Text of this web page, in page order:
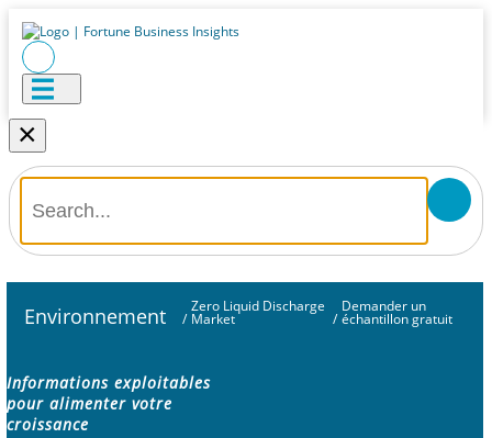
×
Environnement /
Zero Liquid Discharge
Market /
Demander un
échantillon gratuit
Informations exploitables
pour alimenter votre
croissance